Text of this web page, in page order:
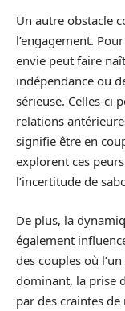
Un autre obstacle
l’engagement.
envie peut faire
indépendance ou
sérieuse. Celles-ci
relations
signifie être en
explorent ces
l’incertitude de
De plus, la
également
des couples où
dominant, la prise
par des craintes